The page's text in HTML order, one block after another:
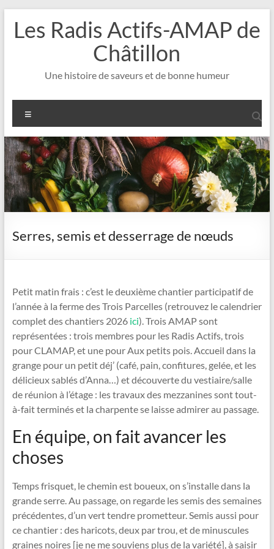
contenu
Les Radis Actifs-AMAP de
Châtillon
Une histoire de saveurs et de bonne humeur
Serres, semis et desserrage de nœuds
Petit matin frais : c’est le deuxième chantier participatif de
l’année à la ferme des Trois Parcelles (retrouvez le calendrier
complet des chantiers 2026 ici). Trois AMAP sont
représentées : trois membres pour les Radis Actifs, trois
pour CLAMAP, et une pour Aux petits pois. Accueil dans la
grange pour un petit déj’ (café, pain, confitures, gelée, et les
délicieux sablés d’Anna…) et découverte du vestiaire/salle
de réunion à l’étage : les travaux des mezzanines sont tout-
à-fait terminés et la charpente se laisse admirer au passage.
En équipe, on fait avancer les
choses
Temps frisquet, le chemin est boueux, on s’installe dans la
grande serre. Au passage, on regarde les semis des semaines
précédentes, d’un vert tendre prometteur. Semis aussi pour
ce chantier : des haricots, deux par trou, et de minuscules
graines noires [je ne me souviens plus de la variété], à saisir